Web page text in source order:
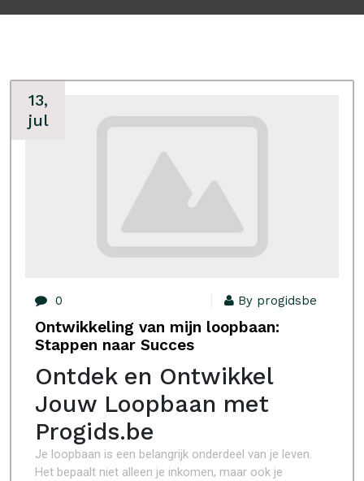
13,
jul
0 By progidsbe
Ontwikkeling van mijn loopbaan:
Stappen naar Succes
Ontdek en Ontwikkel
Jouw Loopbaan met
Progids.be
Je loopbaan is een belangrijk onderdeel van je leven.
Het bepaalt niet alleen je inkomen, maar ook je